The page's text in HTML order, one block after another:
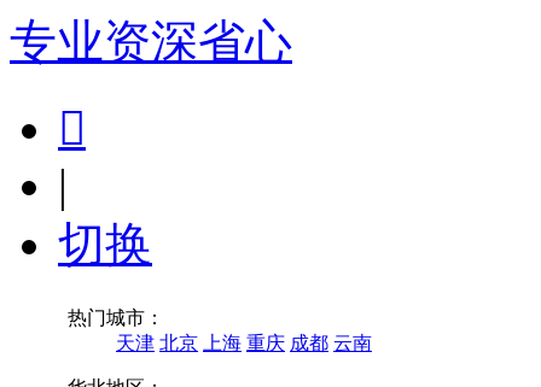
专业资深省心

|
切换